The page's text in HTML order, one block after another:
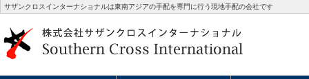
サザンクロスインターナショナルは東南アジアの手配を専門に行う現地手配の会社です